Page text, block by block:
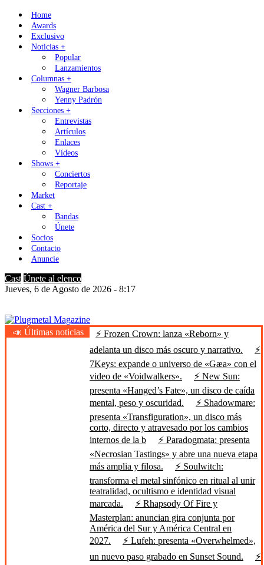
Skip
content
Home
Awards
Exclusivo
Noticias +
Popular
Lanzamientos
Columnas +
Wagner Barbosa
Yenny Padrón
Secciones +
Entrevistas
Artículos
Enlaces
Vídeos
Shows +
Conciertos
Reportaje
Market
Cast +
Bandas
Únete
Socios
Contacto
Anuncie
Cast Únete al elenco
Jueves, 6 de Agosto de 2026 - 8:17
Plugmetal Magazine
Heavy Metal is Life
📣 Últimas noticias
⚡ Frozen Crown: lanza «Reborn» y
adelanta un disco más oscuro y narrativo.
⚡
7Keys: expande o universo de «Gæa» con el
video de «Voidwalkers».
⚡ New Sun:
presenta «Hanged’s Fate», un disco de caída
mental, peso y oscuridad.
⚡ Shadowmare:
presenta «Transfiguration», un disco más
corto, directo y atravesado por los cambios
internos de la b
⚡ Paradogmata: presenta
«Necrosian Tastings» y abre una nueva etapa
más amplia y filosa.
⚡ Soulwitch:
transforma el metal sinfónico en ritual al unir
teatralidad, ocultismo e identidad visual
marcada.
⚡ Rhapsody Of Fire y
Masterplan: anuncian gira conjunta por
América del Sur y América Central en
2027.
⚡ Lufeh: presenta «Overwhelmed»,
un nuevo paso grabado en Sunset Sound.
⚡